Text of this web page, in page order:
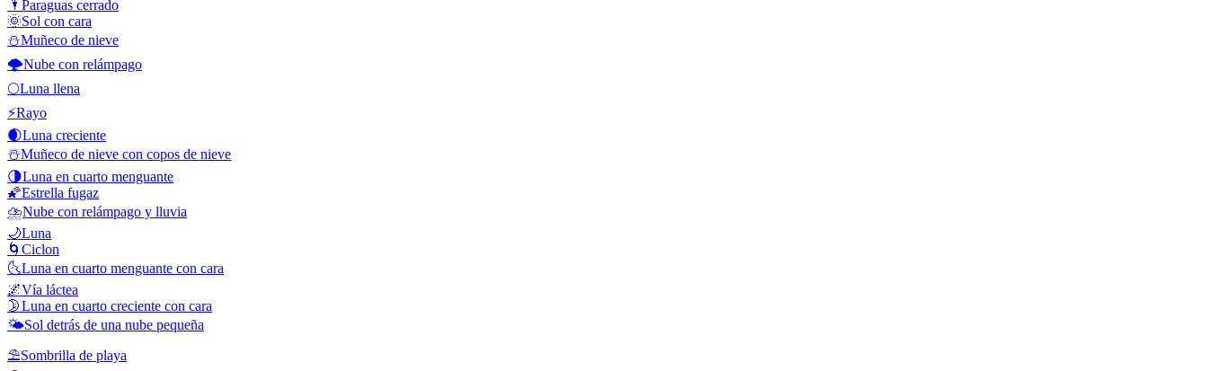
🌂 Paraguas cerrado
🌞Sol con cara
⛄Muñeco de nieve
🌩️Nube con relámpago
🌕Luna llena
⚡Rayo
🌒Luna creciente
☃️Muñeco de nieve con copos de nieve
🌗Luna en cuarto menguante
🌠Estrella fugaz
⛈️Nube con relámpago y lluvia
🌙Luna
🌀 Ciclon
🌜Luna en cuarto menguante con cara
🌌Vía láctea
🌛Luna en cuarto creciente con cara
🌤️Sol detrás de una nube pequeña
⛱️Sombrilla de playa